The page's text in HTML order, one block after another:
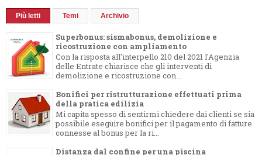
Più letti Temi Archivio
Superbonus: sismabonus, demolizione e
ricostruzione con ampliamento
Con la risposta all'interpello 210 del 2021 l'Agenzia
delle Entrate chiarisce che gli interventi di
demolizione e ricostruzione con...
Bonifici per ristrutturazione effettuati prima
della pratica edilizia
Mi capita spesso di sentirmi chiedere dai clienti se sia
possibile eseguire bonifici per il pagamento di fatture
connesse al bonus per la ri...
Distanza dal confine per una piscina